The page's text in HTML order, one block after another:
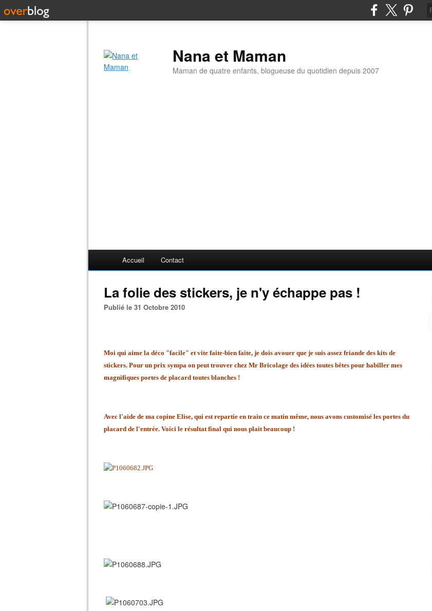
Nana et Maman
Maman de quatre enfants, blogueuse du quotidien depuis 2007
Accueil Contact
La folie des stickers, je n'y échappe pas !
Publié le 31 Octobre 2010
Moi qui aime la déco "facile" et vite faite-bien faite, je dois avouer que je suis assez friande des kits de
stickers. Pour un prix sympa on peut trouver chez Mr Bricolage des idées toutes bêtes pour habiller mes
magnifiques portes de placard toutes blanches !
Avec l'aide de ma copine Elise, qui est repartie en train ce matin même, nous avons customisé les portes du
placard de l'entrée. Voici le résultat final qui nous plait beaucoup !